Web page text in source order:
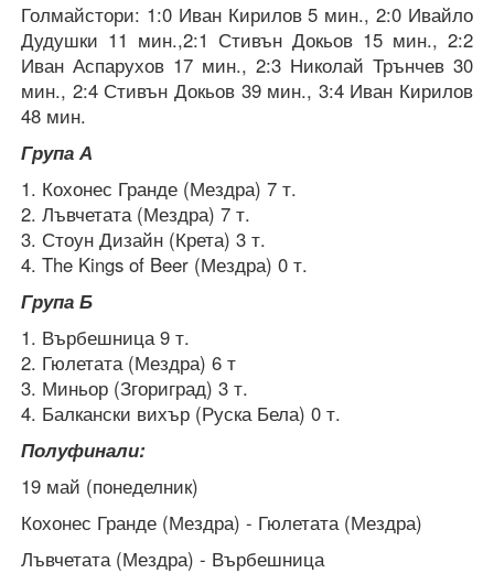
Голмайстори: 1:0 Иван Кирилов 5 мин., 2:0 Ивайло
Дудушки 11 мин.,2:1 Стивън Докьов 15 мин., 2:2
Иван Аспарухов 17 мин., 2:3 Николай Трънчев 30
мин., 2:4 Стивън Докьов 39 мин., 3:4 Иван Кирилов
48 мин.
Група А
1. Кохонес Гранде (Мездра) 7 т.
2. Лъвчетата (Мездра) 7 т.
3. Стоун Дизайн (Крета) 3 т.
4. The Kings of Beer (Мездра) 0 т.
Група Б
1. Върбешница 9 т.
2. Гюлетата (Мездра) 6 т
3. Миньор (Згориград) 3 т.
4. Балкански вихър (Руска Бела) 0 т.
Полуфинали:
19 май (понеделник)
Кохонес Гранде (Мездра) - Гюлетата (Мездра)
Лъвчетата (Мездра) - Върбешница